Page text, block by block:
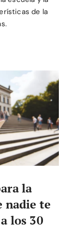
de la
la
nadie te
los 30